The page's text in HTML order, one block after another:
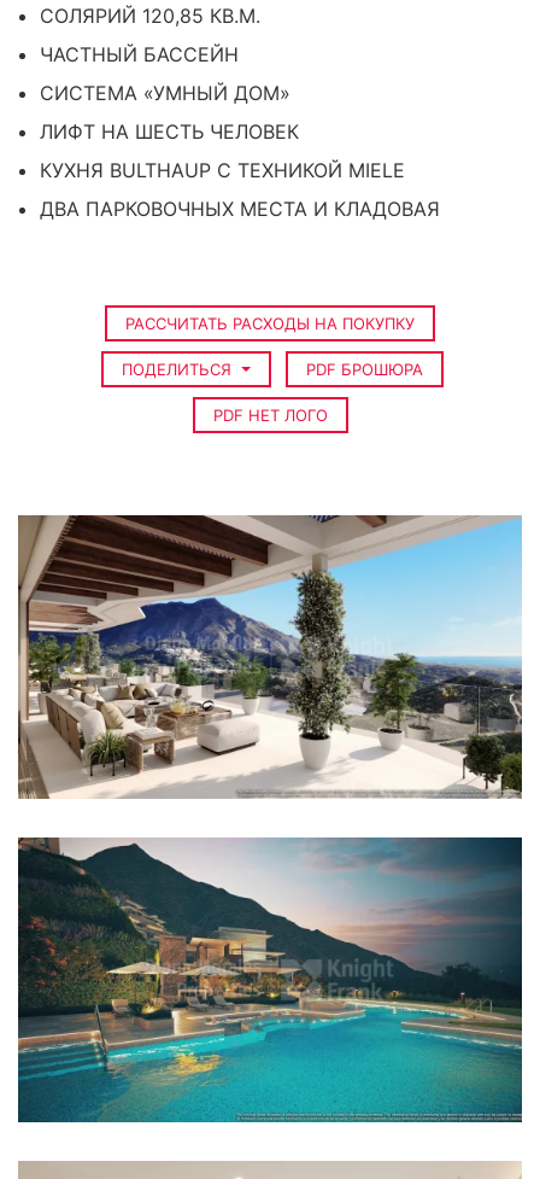
СОЛЯРИЙ 120,85 КВ.М.
ЧАСТНЫЙ БАССЕЙН
СИСТЕМА «УМНЫЙ ДОМ»
ЛИФТ НА ШЕСТЬ ЧЕЛОВЕК
КУХНЯ BULTHAUP С ТЕХНИКОЙ MIELE
ДВА ПАРКОВОЧНЫХ МЕСТА И КЛАДОВАЯ
РАССЧИТАТЬ РАСХОДЫ НА ПОКУПКУ
ПОДЕЛИТЬСЯ PDF БРОШЮРА
PDF НЕТ ЛОГО